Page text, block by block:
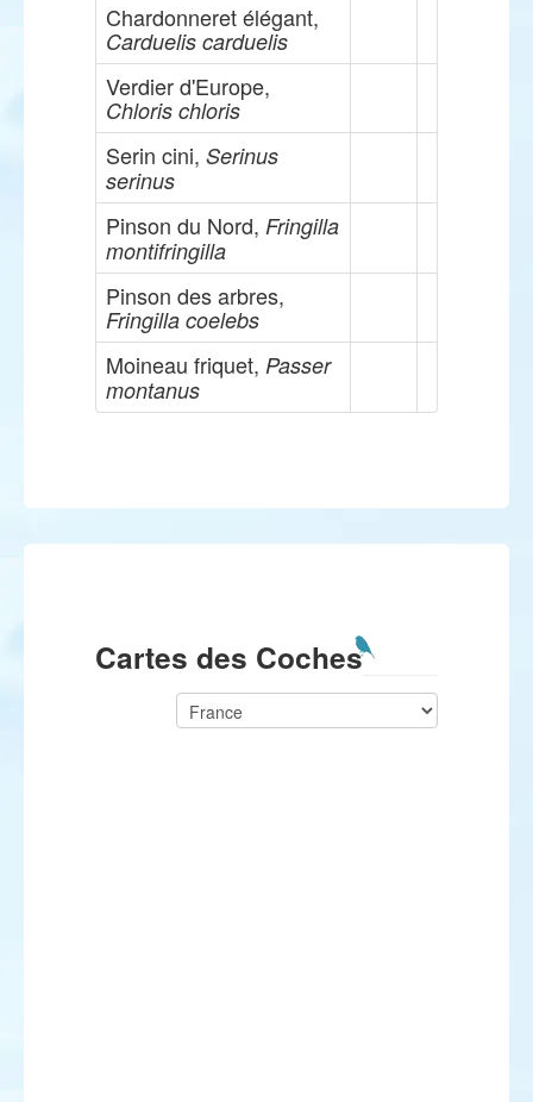
Chardonneret élégant,
Carduelis carduelis
Verdier d'Europe,
Chloris chloris
Serin cini, Serinus
serinus
Pinson du Nord, Fringilla
montifringilla
Pinson des arbres,
Fringilla coelebs
Moineau friquet, Passer
montanus
Cartes des Coches